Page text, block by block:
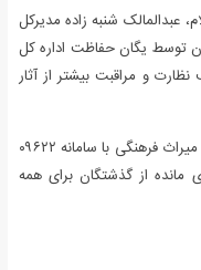
عبدالمالک شنبه زاده مدیرکل
۲۴۵ مورد سرکشی از آثار تاریخی استان توسط یگان حفاظت اداره کل
و مراقبت بیشتر از آثار
شنبه زاده مدیر کل میراث‌فرهنگی، گردشگری و صنایع‌دستی استان ایلام ضمن درخواست از مردم که هرگونه تخلف در حوزه میراث فرهنگی با سامانه ۰۹۶۲۲
به‌جای مانده از گذشتگان برای همه